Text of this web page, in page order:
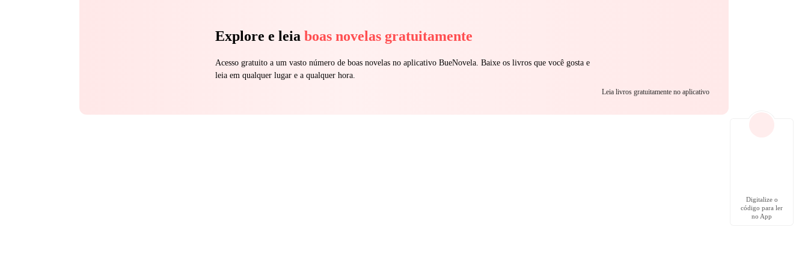
Explore e leia boas novelas gratuitamente
Acesso gratuito a um vasto número de boas novelas no aplicativo BueNovela. Baixe os livros que você gosta e
leia em qualquer lugar e a qualquer hora.
Leia livros gratuitamente no aplicativo
Digitalize o
código para ler
no App